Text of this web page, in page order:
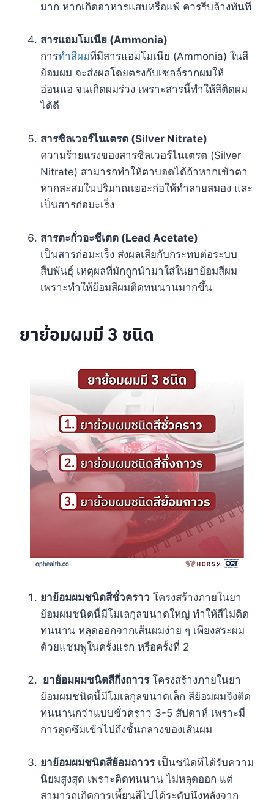
มาก หากเกิดอาหารแสบหรือแพ้ ควรรีบล้างทันที
สารแอมโมเนีย (Ammonia)
การทำสีผมที่มีสารแอมโมเนีย (Ammonia) ในสี
ย้อมผม จะส่งผลโดยตรงกับเซลล์รากผมให้
อ่อนแอ จนเกิดผมร่วง เพราะสารนี้ทำให้สีติดผม
ได้ดี
สารซิลเวอร์ไนเตรต (Silver Nitrate)
ความร้ายแรงของสารซิลเวอร์ไนเตรต (Silver
Nitrate) สามารถทำให้ตาบอดได้ถ้าหากเข้าตา
หากสะสมในปริมาณเยอะก่อให้ทำลายสมอง และ
เป็นสารก่อมะเร็ง
สารตะกั่วอะซีเตต (Lead Acetate)
เป็นสารก่อมะเร็ง ส่งผลเสียกับกระทบต่อระบบ
สืบพันธุ์ เหตุผลที่มักถูกนำมาใส่ในยาย้อมสีผม
เพราะทำให้ย้อมสีผมติดทนนานมากขึ้น
ยาย้อมผมมี 3 ชนิด
ยาย้อมผมชนิดสีชั่วคราว โครงสร้างภายในยา
ย้อมผมชนิดนี้มีโมเลกุลขนาดใหญ่ ทำให้สีไม่ติด
ทนนาน หลุดออกจากเส้นผมง่าย ๆ เพียงสระผม
ด้วยแชมพูในครั้งแรก หรือครั้งที่ 2
ยาย้อมผมชนิดสีกึ่งถาวรโครงสร้างภายในยา
ย้อมผมชนิดนี้มีโมเลกุลขนาดเล็ก สีย้อมผมจึงติด
ทนนานกว่าแบบชั่วคราว 3-5 สัปดาห์ เพราะมี
การดูดซึมเข้าไปถึงชั้นกลางของเส้นผม
ยาย้อมผมชนิดสีย้อมถาวรเป็นชนิดที่ได้รับความ
นิยมสูงสุด เพราะติดทนนาน ไม่หลุดออก แต่
สามารถเกิดการเพี้ยนสีไปได้ระดับนึงหลังจาก